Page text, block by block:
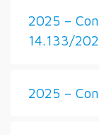
2025 –
14.133/
2025 –